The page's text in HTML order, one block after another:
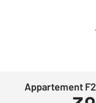
Appartement